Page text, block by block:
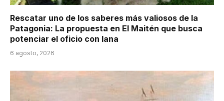
Rescatar uno de los saberes más valiosos de la
Patagonia: La propuesta en El Maitén que busca
potenciar el oficio con lana
6 agosto, 2026